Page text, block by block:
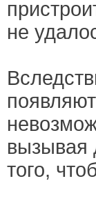
не
вызывая
того,